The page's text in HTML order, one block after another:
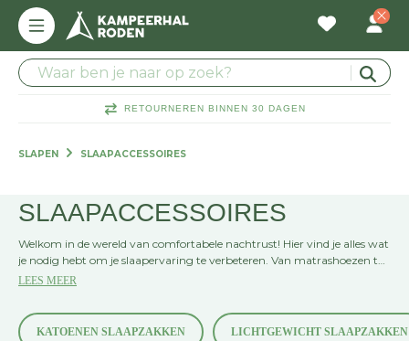
RETOURNEREN BINNEN 30 DAGEN
SLAPEN SLAAPACCESSOIRES
SLAAPACCESSOIRES
Welkom in de wereld van comfortabele nachtrust! Hier vind je alles wat
je nodig hebt om je slaapervaring te verbeteren. Van matrashoezen tot
ondermatten, we hebben de perfecte accessoires om je te helpen
beste slaapaccessoires.
LEES MEER
KATOENEN SLAAPZAKKEN LICHTGEWICHT SLAAPZAKKEN